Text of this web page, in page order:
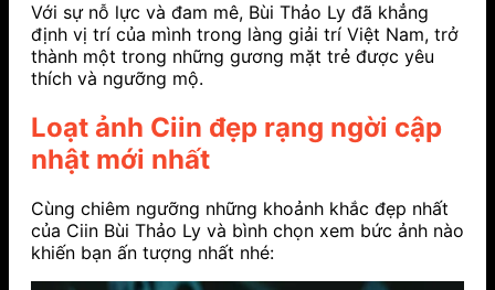
Với sự nỗ lực và đam mê, Bùi Thảo Ly đã khẳng
định vị trí của mình trong làng giải trí Việt Nam, trở
thành một trong những gương mặt trẻ được yêu
thích và ngưỡng mộ.
Loạt ảnh Ciin đẹp rạng ngời cập
nhật mới nhất
Cùng chiêm ngưỡng những khoảnh khắc đẹp nhất
của Ciin Bùi Thảo Ly và bình chọn xem bức ảnh nào
khiến bạn ấn tượng nhất nhé: